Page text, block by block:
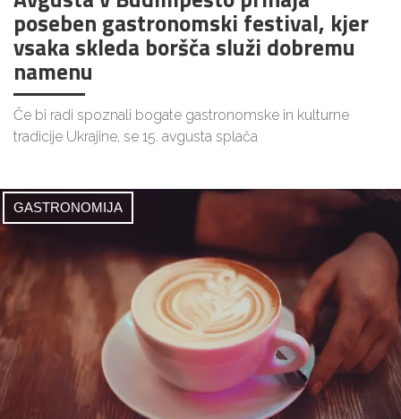
poseben gastronomski festival, kjer
vsaka skleda boršča služi dobremu
namenu
Če bi radi spoznali bogate gastronomske in kulturne
tradicije Ukrajine, se 15. avgusta splača
GASTRONOMIJA